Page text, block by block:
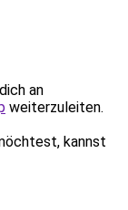
an
weiterzuleiten.
kannst